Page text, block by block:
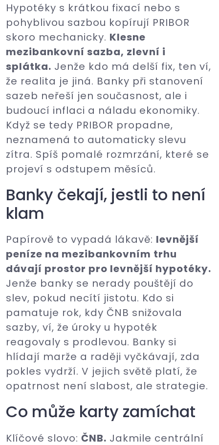
Hypotéky s krátkou fixací nebo s
pohyblivou sazbou kopírují PRIBOR
skoro mechanicky. Klesne
mezibankovní sazba, zlevní i
splátka. Jenže kdo má delší fix, ten ví,
že realita je jiná. Banky při stanovení
sazeb neřeší jen současnost, ale i
budoucí inflaci a náladu ekonomiky.
Když se tedy PRIBOR propadne,
neznamená to automaticky slevu
zítra. Spíš pomalé rozmrzání, které se
projeví s odstupem měsíců.
Banky čekají, jestli to není
klam
Papírově to vypadá lákavě: levnější
peníze na mezibankovním trhu
dávají prostor pro levnější hypotéky.
Jenže banky se nerady pouštějí do
slev, pokud necítí jistotu. Kdo si
pamatuje rok, kdy ČNB snižovala
sazby, ví, že úroky u hypoték
reagovaly s prodlevou. Banky si
hlídají marže a raději vyčkávají, zda
pokles vydrží. V jejich světě platí, že
opatrnost není slabost, ale strategie.
Co může karty zamíchat
Klíčové slovo: ČNB. Jakmile centrální